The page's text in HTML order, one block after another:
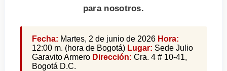
para nosotros.
Fecha: Martes, 2 de junio de 2026 Hora:
12:00 m. (hora de Bogotá) Lugar: Sede Julio
Garavito Armero Dirección: Cra. 4 # 10-41,
Bogotá D.C.